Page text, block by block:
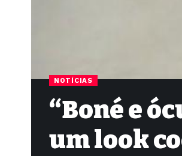
NOTÍCIAS
“Boné e
um look